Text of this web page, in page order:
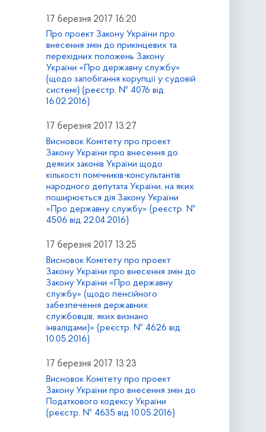
17 березня 2017 16:20
Про проект Закону України про
внесення змін до прикінцевих та
перехідних положень Закону
України «Про державну службу»
(щодо запобігання корупції у судовій
системі) (реєстр. № 4076 від
16.02.2016)
17 березня 2017 13:27
Висновок Комітету про проект
Закону України про внесення до
деяких законів України щодо
кількості помічників-консультантів
народного депутата України, на яких
поширюється дія Закону України
«Про державну службу» (реєстр. №
4506 від 22.04.2016)
17 березня 2017 13:25
Висновок Комітету про проект
Закону України про внесення змін до
Закону України «Про державну
службу» (щодо пенсійного
забезпечення державних
службовців, яких визнано
інвалідами)» (реєстр. № 4626 від
10.05.2016)
17 березня 2017 13:23
Висновок Комітету про проект
Закону України про внесення змін до
Податкового кодексу України
(реєстр. № 4635 від 10.05.2016)